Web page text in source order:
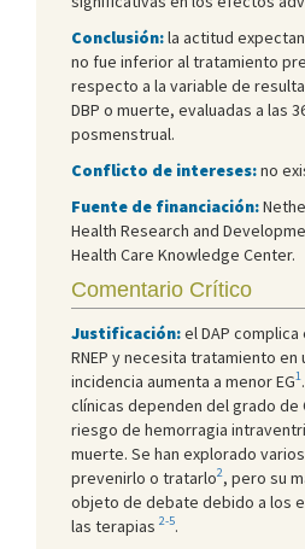
Conclusión:la actitud
no fue inferior al tratamiento
respecto a la variable de
DBP o muerte, evaluadas a las
posmenstrual.
Conflicto de intereses:no
Fuente de financiación:
Health Research and
Health Care Knowledge Center.
Comentario Crítico
Justificación:el DAP
RNEP y necesita tratamiento en
incidencia aumenta a menor EG1
clínicas dependen del grado de
riesgo de hemorragia
muerte. Se han explorado
prevenirlo o tratarlo2, pero su
objeto de debate debido a los
las terapias 2-5.